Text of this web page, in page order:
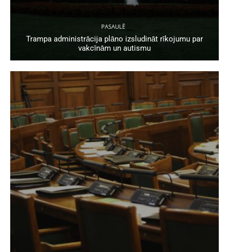
PASAULĒ
Trampa administrācija plāno izsludināt rīkojumu par
vakcīnām un autismu